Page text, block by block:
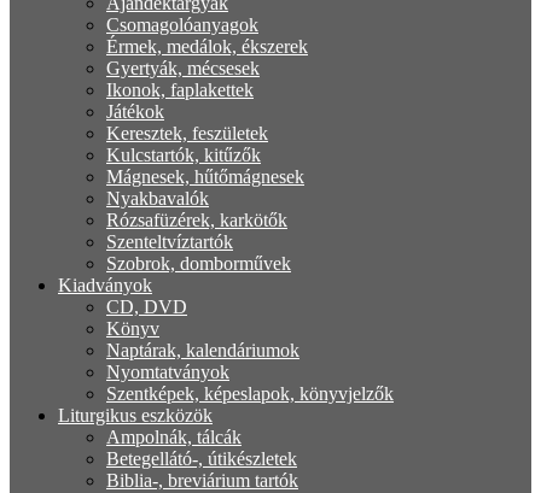
Csomagolóanyagok
Érmek, medálok, ékszerek
Gyertyák, mécsesek
Ikonok, faplakettek
Játékok
Keresztek, feszületek
Kulcstartók, kitűzők
Mágnesek, hűtőmágnesek
Nyakbavalók
Rózsafüzérek, karkötők
Szenteltvíztartók
Szobrok, domborművek
Kiadványok
CD, DVD
Könyv
Naptárak, kalendáriumok
Nyomtatványok
Szentképek, képeslapok, könyvjelzők
Liturgikus eszközök
Ampolnák, tálcák
Betegellátó-, útikészletek
Biblia-, breviárium tartók